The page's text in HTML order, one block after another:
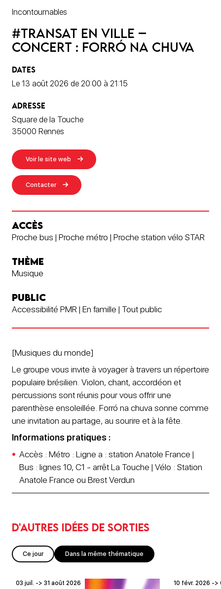
Incontournables
#Transat en ville –
Concert : Forró na chuva
DATES
Le 13 août 2026 de 20:00 à 21:15
ADRESSE
Square de la Touche
35000 Rennes
Voir le site web
Contacter
ACCÈS
Proche bus | Proche métro | Proche station vélo STAR
THÈME
Musique
PUBLIC
Accessibilité PMR | En famille | Tout public
[Musiques du monde]
Le groupe vous invite à voyager à travers un répertoire
populaire brésilien. Violon, chant, accordéon et
percussions sont réunis pour vous offrir une
parenthèse ensoleillée. Forró na chuva sonne comme
une invitation au partage, au sourire et à la fête.
Informations pratiques :
Accès : Métro : Ligne a : station Anatole France |
Bus : lignes 10, C1 - arrêt La Touche | Vélo : Station
Anatole France ou Brest Verdun
D'autres idées de sorties
Ce jour Dans la même thématique
03 juil. -> 31 août 2026 10 févr. 2026 ->